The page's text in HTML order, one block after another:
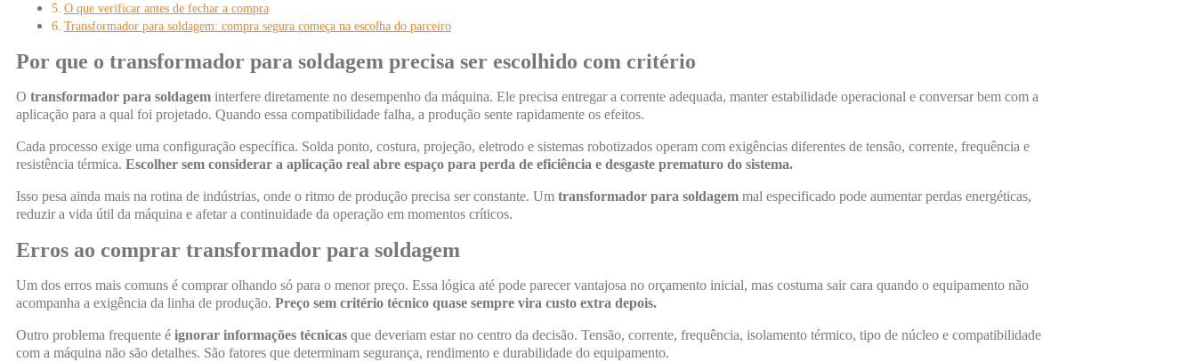
O que verificar antes de fechar a compra
Transformador para soldagem: compra segura começa na escolha do parceiro
Por que o transformador para soldagem precisa ser escolhido com critério
O transformador para soldagem interfere diretamente no desempenho da máquina. Ele precisa entregar a corrente adequada, manter estabilidade operacional e conversar bem com a
aplicação para a qual foi projetado. Quando essa compatibilidade falha, a produção sente rapidamente os efeitos.
Cada processo exige uma configuração específica. Solda ponto, costura, projeção, eletrodo e sistemas robotizados operam com exigências diferentes de tensão, corrente, frequência e
resistência térmica. Escolher sem considerar a aplicação real abre espaço para perda de eficiência e desgaste prematuro do sistema.
Isso pesa ainda mais na rotina de indústrias, onde o ritmo de produção precisa ser constante. Um transformador para soldagem mal especificado pode aumentar perdas energéticas,
reduzir a vida útil da máquina e afetar a continuidade da operação em momentos críticos.
Erros ao comprar transformador para soldagem
Um dos erros mais comuns é comprar olhando só para o menor preço. Essa lógica até pode parecer vantajosa no orçamento inicial, mas costuma sair cara quando o equipamento não
acompanha a exigência da linha de produção. Preço sem critério técnico quase sempre vira custo extra depois.
Outro problema frequente é ignorar informações técnicas que deveriam estar no centro da decisão. Tensão, corrente, frequência, isolamento térmico, tipo de núcleo e compatibilidade
com a máquina não são detalhes. São fatores que determinam segurança, rendimento e durabilidade do equipamento.